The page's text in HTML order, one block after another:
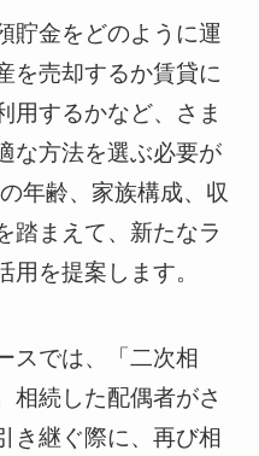
貯金をどのように運
を売却するか賃貸に
用するかなど、さま
な方法を選ぶ必要が
年齢、家族構成、収
踏まえて、新たなラ
用を提案します。
スでは、「二次相
相続した配偶者がさ
き継ぐ際に、再び相